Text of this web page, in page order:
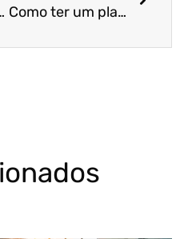
criação de empresas EIRELI Como ter um planejamento orçamentário eficaz?